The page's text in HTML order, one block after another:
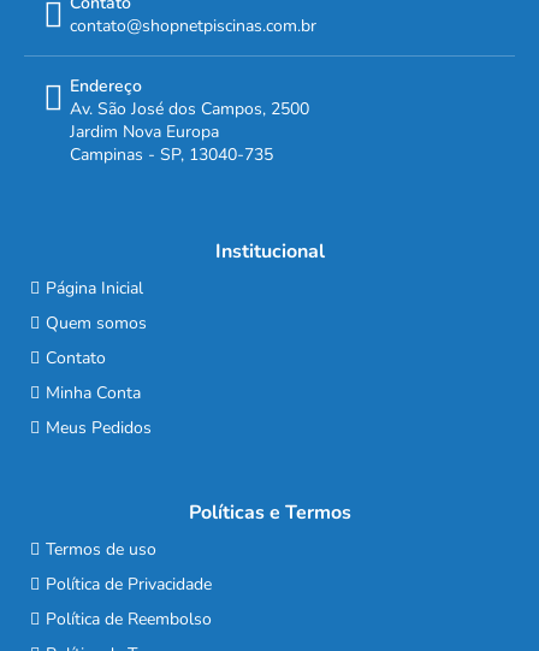
contato@shopnetpiscinas.com.br
Endereço
Av. São José dos Campos, 2500
Jardim Nova Europa
Campinas - SP, 13040-735
Institucional
Página Inicial
Quem somos
Contato
Minha Conta
Meus Pedidos
Políticas e Termos
Termos de uso
Política de Privacidade
Política de Reembolso